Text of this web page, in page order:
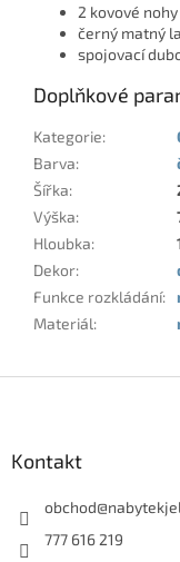
2 kovové nohy
černý matný
spojovací
Doplňkové
Kategorie:
Barva:
Šířka:
Výška:
Hloubka:
Dekor:
Funkce rozkládání:
Materiál:
Kontakt
obchod@
777 616 219